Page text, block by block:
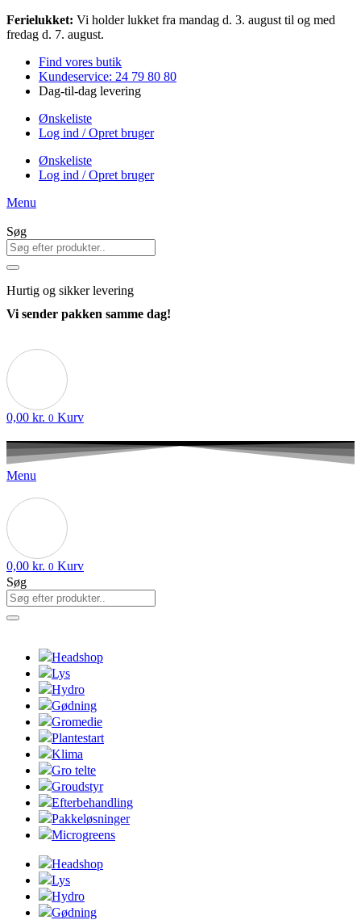
Videre
til
Ferielukket: Vi holder lukket fra mandag d. 3. august til og med
fredag d. 7. august.
Find vores butik
Kundeservice: 24 79 80 80
Dag-til-dag levering
Ønskeliste
Log ind / Opret bruger
Ønskeliste
Log ind / Opret bruger
Menu
Søg
Hurtig og sikker levering
Vi sender pakken samme dag!
0,00 kr. 0 Kurv
Menu
0,00 kr. 0 Kurv
Søg
Headshop
Lys
Hydro
Gødning
Gromedie
Plantestart
Klima
Gro telte
Groudstyr
Efterbehandling
Pakkeløsninger
Microgreens
Headshop
Lys
Hydro
Gødning